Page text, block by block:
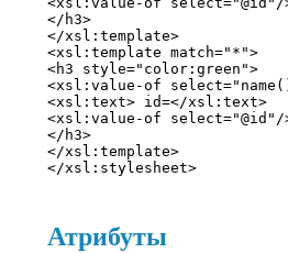
</h3>
</xsl:template>
<xsl:template match="*">
<h3 style="color:green">
<xsl:value-of
<xsl:text> id=</xsl:text>
<xsl:value-of
</h3>
</xsl:template>
</xsl:stylesheet>
Атрибуты